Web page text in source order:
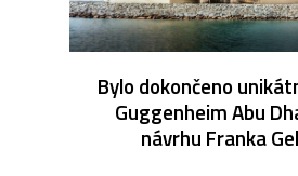
Bylo dokončeno
Guggenheim Abu
návrhu Franka